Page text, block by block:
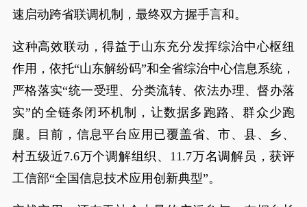
速启动跨省联调机制，最终双方握手言和。
这种高效联动，得益于山东充分发挥综治中心枢纽
作用，依托“山东解纷码”和全省综治中心信息系统，
严格落实“统一受理、分类流转、依法办理、督办落
实”的全链条闭环机制，让数据多跑路、群众少跑
腿。目前，信息平台应用已覆盖省、市、县、乡、
村五级近7.6万个调解组织、11.7万名调解员，获评
工信部“全国信息技术应用创新典型”。